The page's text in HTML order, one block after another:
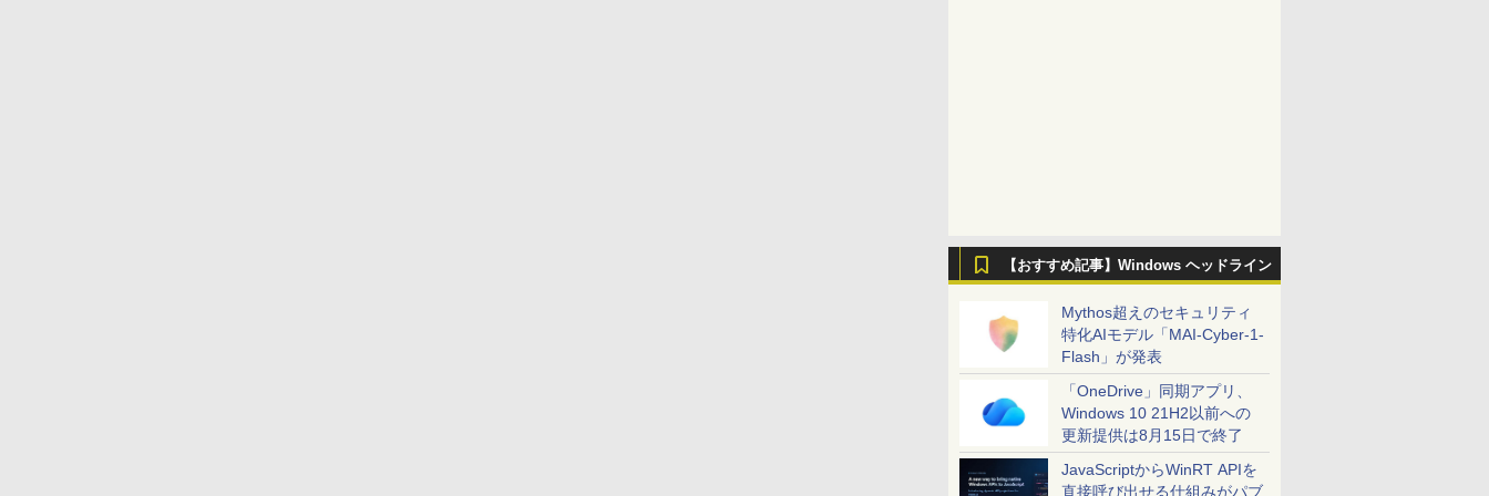
【おすすめ記事】Windows ヘッドライン
Mythos超えのセキュリティ
特化AIモデル「MAI-Cyber-1-
Flash」が発表
「OneDrive」同期アプリ、
Windows 10 21H2以前への
更新提供は8月15日で終了
JavaScriptからWinRT APIを
直接呼び出せる仕組みがパブ